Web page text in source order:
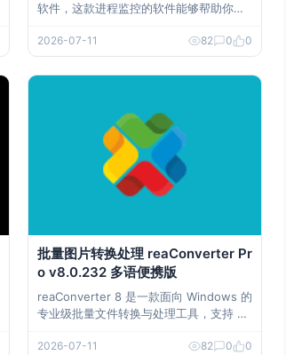
软件，这款进程监控的软件能够帮助你对
相对于系统自带的进程管理工具来说可能
更为的直观一些，或许能够在一定的程度
上面满足用户对于系统进程监控的需求。
2026-07-11 82 0 0
批量图片转换处理 reaConverter Pr
o v8.0.232 多语便携版
reaConverter 8 是一款面向 Windows 的
专业级批量文件转换与处理工具，支持 70
ce、DICOM、GIS、HPGL 等格式，集格
2026-07-11 82 0 0